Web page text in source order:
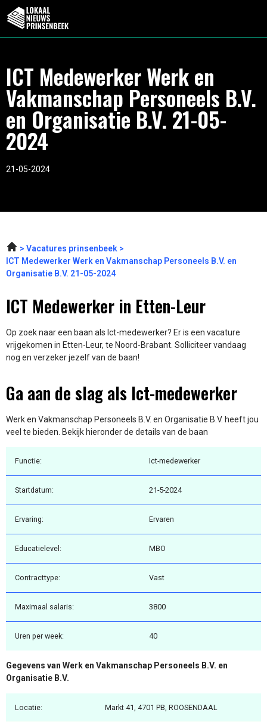
ICT Medewerker Werk en
Vakmanschap Personeels B.V.
en Organisatie B.V. 21-05-
2024
21-05-2024
Vacatures prinsenbeek
ICT Medewerker Werk en Vakmanschap Personeels B.V. en
Organisatie B.V. 21-05-2024
ICT Medewerker in Etten-Leur
Op zoek naar een baan als Ict-medewerker? Er is een vacature
vrijgekomen in Etten-Leur, te Noord-Brabant. Solliciteer vandaag
nog en verzeker jezelf van de baan!
Ga aan de slag als Ict-medewerker
Werk en Vakmanschap Personeels B.V. en Organisatie B.V. heeft jou
veel te bieden. Bekijk hieronder de details van de baan
Functie: Ict-medewerker
Startdatum: 21-5-2024
Ervaring: Ervaren
Educatielevel: MBO
Contracttype: Vast
Maximaal salaris: 3800
Uren per week: 40
Gegevens van Werk en Vakmanschap Personeels B.V. en
Organisatie B.V.
Locatie: Markt 41, 4701 PB, ROOSENDAAL